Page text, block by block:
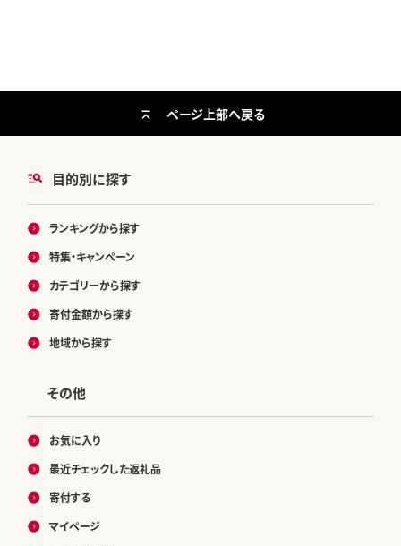
目的別に探す
ランキングから探す
特集・キャンペーン
カテゴリーから探す
寄付金額から探す
地域から探す
その他
お気に入り
最近チェックした返礼品
寄付する
マイページ
ページ上部へ戻る